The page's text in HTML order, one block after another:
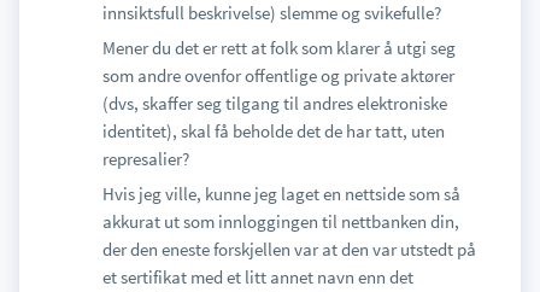
innsiktsfull beskrivelse) slemme og svikefulle?
Mener du det er rett at folk som klarer å utgi seg
som andre ovenfor offentlige og private aktører
(dvs, skaffer seg tilgang til andres elektroniske
identitet), skal få beholde det de har tatt, uten
represalier?
Hvis jeg ville, kunne jeg laget en nettside som så
akkurat ut som innloggingen til nettbanken din,
der den eneste forskjellen var at den var utstedt på
et sertifikat med et litt annet navn enn det